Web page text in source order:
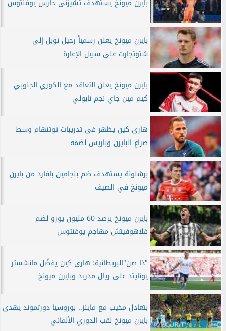
بايرن ميونخ يعلن رسمياً رحيل نوبل إلى
شتوتجارت على سبيل الإعارة
بايرن ميونخ يعلن التعاقد مع الكوري الجنوبي
كيم مين جاي نجم نابولي
هارى كين يظهر فى تدريبات توتنهام وسط
صراع البايرن وباريس لضمه
برشلونة يستهدف ضم بنجامين بافارد من بايرن
ميونخ في الصيف
بايرن ميونخ يرصد 60 مليون يورو لضم
فلاهوفيتش مهاجم يوفنتوس
"ذا صن"البريطانية: هارى كين يفضّل مانشستر
يونايتد على ريال مدريد وبايرن ميونخ
بتعادل مخيب مع ماينز.. بوروسيا دورتموند يهدى
بايرن ميونخ لقب الدوري الألماني